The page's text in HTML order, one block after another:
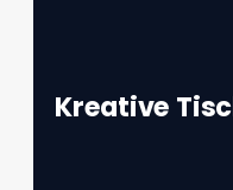
Kreative